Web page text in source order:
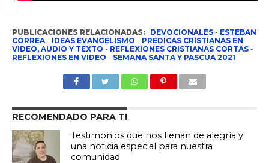
PUBLICACIONES RELACIONADAS: DEVOCIONALES- ESTEBAN
CORREA- IDEAS EVANGELISMO - PREDICAS CRISTIANAS EN
VIDEO, AUDIO Y TEXTO - REFLEXIONES CRISTIANAS CORTAS-
REFLEXIONES EN VIDEO - SEMANA SANTA Y PASCUA 2021
RECOMENDADO PARA TI
Testimonios que nos llenan de alegría y
una noticia especial para nuestra
comunidad